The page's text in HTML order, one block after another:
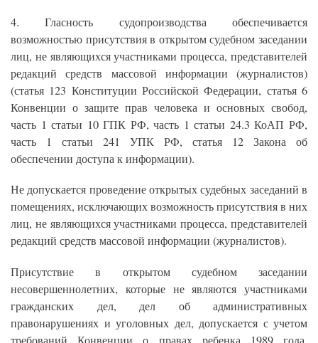
4. Гласность судопроизводства обеспечивается
возможностью присутствия в открытом судебном заседании
лиц, не являющихся участниками процесса, представителей
редакций средств массовой информации (журналистов)
(статья 123 Конституции Российской Федерации, статья 6
Конвенции о защите прав человека и основных свобод,
часть 1 статьи 10 ГПК РФ, часть 1 статьи 24.3 КоАП РФ,
часть 1 статьи 241 УПК РФ, статья 12 Закона об
обеспечении доступа к информации).
Не допускается проведение открытых судебных заседаний в
помещениях, исключающих возможность присутствия в них
лиц, не являющихся участниками процесса, представителей
редакций средств массовой информации (журналистов).
Присутствие в открытом судебном заседании
несовершеннолетних, которые не являются участниками
гражданских дел, дел об административных
правонарушениях и уголовных дел, допускается с учетом